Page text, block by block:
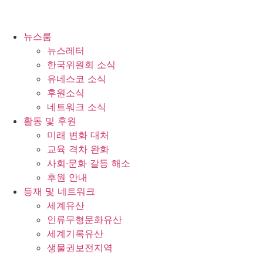
뉴스룸
뉴스레터
한국위원회 소식
유네스코 소식
후원소식
네트워크 소식
활동 및 후원
미래 변화 대처
교육 격차 완화
사회∙문화 갈등 해소
후원 안내
등재 및 네트워크
세계유산
인류무형문화유산
세계기록유산
생물권보전지역